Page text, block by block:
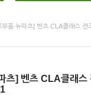
부품 뉴파츠] 벤츠 CLA클래스
츠] 벤츠 CLA클래스